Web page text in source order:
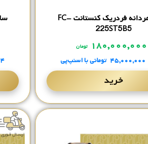
ساعت مردانه فردریک کنستانت FC-
225ST5B5
۱۸۰,۰۰۰,۰۰۰ تومان
۴۵,۰۰۰,۰۰۰ تومانیبا اسنپ‌پی
خرید
۴ قسط